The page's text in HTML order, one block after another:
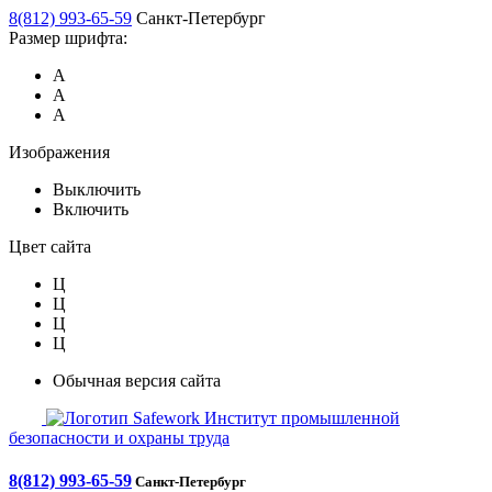
8(812) 993-65-59 Санкт-Петербург
Размер шрифта:
А
А
А
Изображения
Выключить
Включить
Цвет сайта
Ц
Ц
Ц
Ц
Обычная версия сайта
Safework Институт промышленной
безопасности и охраны труда
8(812) 993-65-59 Санкт-Петербург